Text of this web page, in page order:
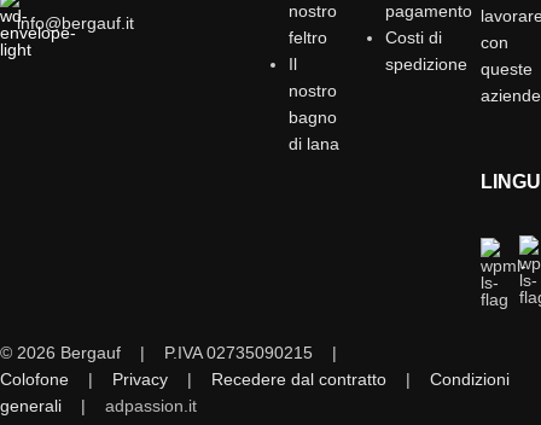
info@bergauf.it
nostro
feltro
Il
nostro
bagno
di lana
pagamento
Costi di
spedizione
con
queste
aziende
© 2026 Bergauf | P.IVA 02735090215 |
Colofone | Privacy | Recedere dal contratto | Condizioni
generali | adpassion.it